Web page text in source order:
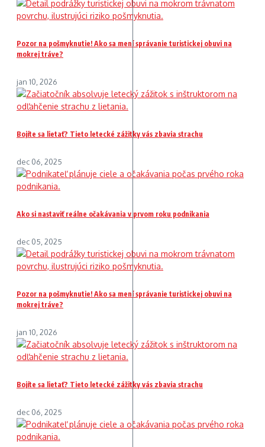
Pozor na pošmyknutie! Ako sa mení správanie turistickej obuvi na
mokrej tráve?
jan 10, 2026
Bojíte sa lietať? Tieto letecké zážitky vás zbavia strachu
dec 06, 2025
Ako si nastaviť reálne očakávania v prvom roku podnikania
dec 05, 2025
Pozor na pošmyknutie! Ako sa mení správanie turistickej obuvi na
mokrej tráve?
jan 10, 2026
Bojíte sa lietať? Tieto letecké zážitky vás zbavia strachu
dec 06, 2025